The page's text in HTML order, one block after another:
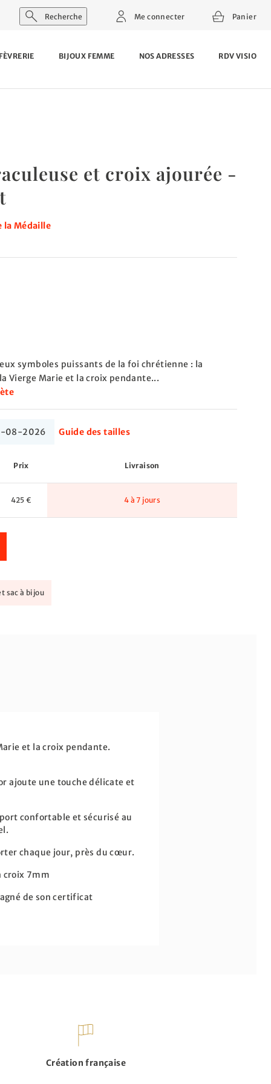
Recherche Me connecter Panier
BIJOUX FEMME NOS ADRESSES RDV VISIO
et croix ajourée -
la Médaille
symboles puissants de la foi chrétienne : la
Vierge Marie et la croix pendante...
08-2026 Guide des tailles
Prix Livraison
425 € 4 à 7 jours
sac à bijou
et la croix pendante.
ajoute une touche délicate et
confortable et sécurisé au
chaque jour, près du cœur.
croix 7mm
de son certificat
Création française